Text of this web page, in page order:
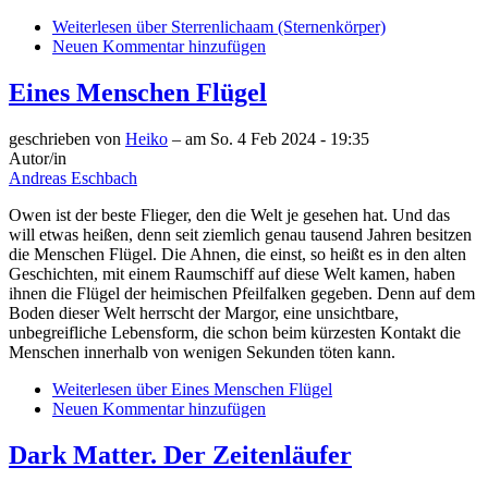
Weiterlesen über Sterrenlichaam (Sternenkörper)
Neuen Kommentar hinzufügen
Eines Menschen Flügel
geschrieben von Heiko – am So. 4 Feb 2024 - 19:35
Autor/in
Andreas Eschbach
Owen ist der beste Flieger, den die Welt je gesehen hat. Und das
will etwas heißen, denn seit ziemlich genau tausend Jahren besitzen
die Menschen Flügel. Die Ahnen, die einst, so heißt es in den alten
Geschichten, mit einem Raumschiff auf diese Welt kamen, haben
ihnen die Flügel der heimischen Pfeilfalken gegeben. Denn auf dem
Boden dieser Welt herrscht der Margor, eine unsichtbare,
unbegreifliche Lebensform, die schon beim kürzesten Kontakt die
Menschen innerhalb von wenigen Sekunden töten kann.
Weiterlesen über Eines Menschen Flügel
Neuen Kommentar hinzufügen
Dark Matter. Der Zeitenläufer